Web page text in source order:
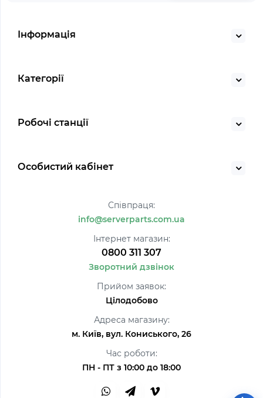
Інформація
Категорії
Робочі станції
Особистий кабінет
Співпраця:
info@serverparts.com.ua
Інтернет магазин:
0800 311 307
Зворотний дзвінок
Прийом заявок:
Цілодобово
Адреса магазину:
м. Київ, вул. Кониського, 26
Час роботи:
ПН - ПТ з 10:00 до 18:00